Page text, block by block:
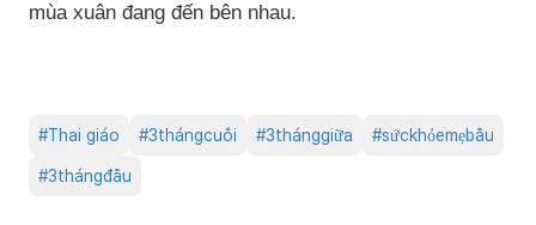
mùa xuân đang đến bên nhau.
#Thai giáo #3thángcuối #3thánggiữa #sứckhỏemẹbầu
#3thángđầu